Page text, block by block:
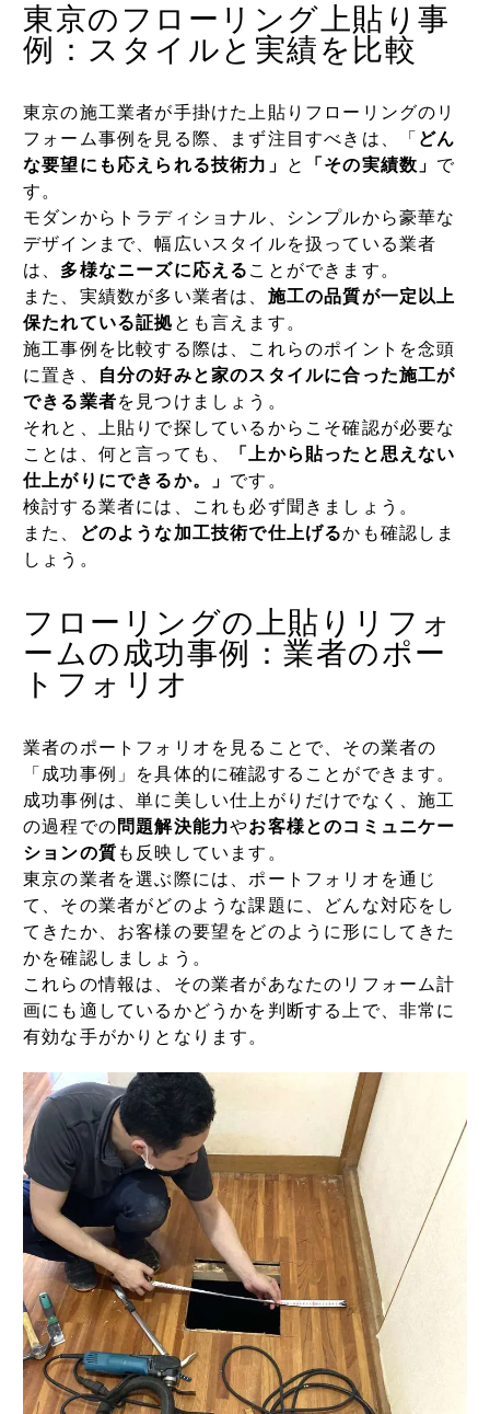
東京のフローリング上貼り事
例：スタイルと実績を比較
東京の施工業者が手掛けた上貼りフローリングのリ
フォーム事例を見る際、まず注目すべきは、「 どん
な要望にも応えられる技術力」
と 「その実績数」 で
す。
モダンからトラディショナル、シンプルから豪華な
デザインまで、幅広いスタイルを扱っている業者
は、 多様なニーズに応える ことができます。
また、実績数が多い業者は、 施工の品質が一定以上
保たれている証拠 とも言えます。
施工事例を比較する際は、これらのポイントを念頭
に置き、
自分の好みと家のスタイルに合った施工が
できる業者を見つけましょう。
それと、上貼りで探しているからこそ確認が必要な
ことは、何と言っても、
「上から貼ったと思えない
仕上がりにできるか。」 です。
検討する業者には、これも必ず聞きましょう。
また、
どのような加工技術で仕上げるかも確認しま
しょう。
フローリングの上貼りリフォ
ームの成功事例：業者のポー
トフォリオ
業者のポートフォリオを見ることで、その業者の
「成功事例」を具体的に確認することができます。
成功事例は、単に美しい仕上がりだけでなく、施工
の過程での問題解決能力やお客様とのコミュニケー
ションの質 も反映しています。
東京の業者を選ぶ際には、ポートフォリオを通じ
て、その業者がどのような課題に、どんな対応をし
てきたか、お客様の要望をどのように形にしてきた
かを確認しましょう。
これらの情報は、その業者があなたのリフォーム計
画にも適しているかどうかを判断する上で、非常に
有効な手がかりとなります。